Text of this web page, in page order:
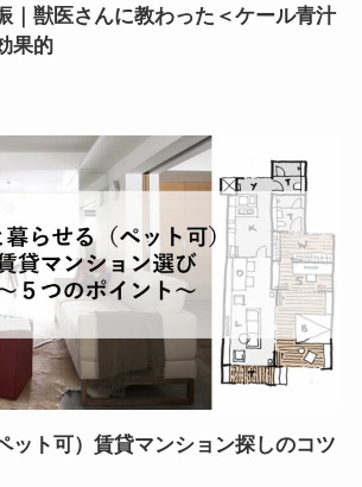
｜獣医さんに教わった＜ケール青汁
果的
ット可）賃貸マンション探しのコツ